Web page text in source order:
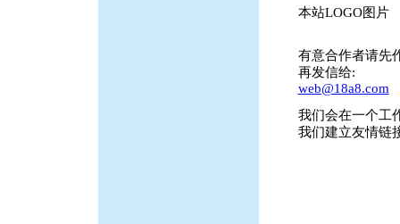
本站LOGO图片
有意合作者请先
再发信给:
web@18a8.com
我们会在一个工
我们建立友情链